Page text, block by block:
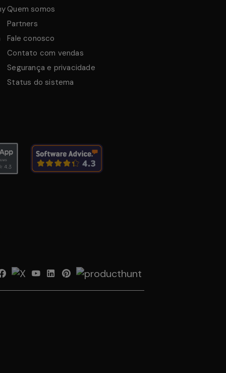
Quem somos
Partners
Fale conosco
Contato com vendas
Segurança e privacidade
Status do sistema